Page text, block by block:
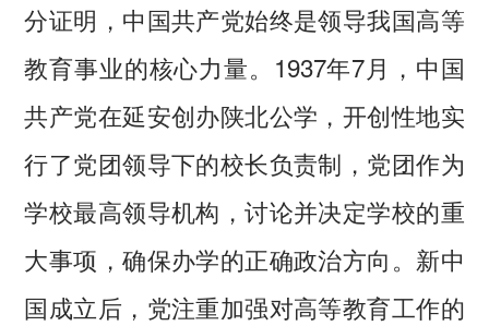
分证明，中国共产党始终是领导我国高等
教育事业的核心力量。1937年7月，中国
共产党在延安创办陕北公学，开创性地实
行了党团领导下的校长负责制，党团作为
学校最高领导机构，讨论并决定学校的重
大事项，确保办学的正确政治方向。新中
国成立后，党注重加强对高等教育工作的